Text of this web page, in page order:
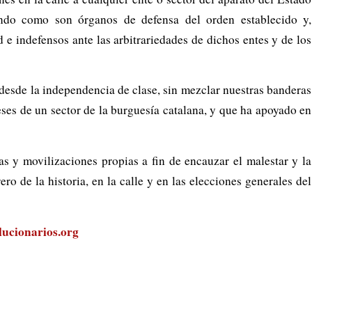
como son órganos de defensa del orden establecido y,
indefensos ante las arbitrariedades de dichos entes y de los
la independencia de clase, sin mezclar nuestras banderas
de un sector de la burguesía catalana, y que ha apoyado en
y movilizaciones propias a fin de encauzar el malestar y la
de la historia, en la calle y en las elecciones generales del